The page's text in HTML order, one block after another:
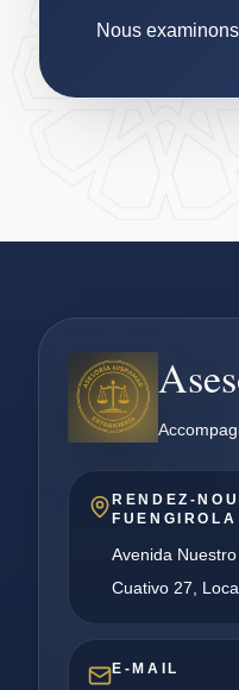
Nous
RENDEZ-
FUENGIROLA
Avenida
Cuativo 27,
E-MAIL